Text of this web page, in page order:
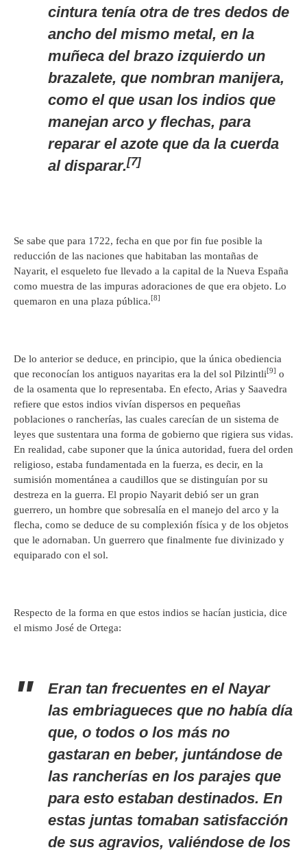
cintura tenía otra de tres dedos de
ancho del mismo metal, en la
muñeca del brazo izquierdo un
brazalete, que nombran manijera,
como el que usan los indios que
manejan arco y flechas, para
reparar el azote que da la cuerda
al disparar.[7]
Se sabe que para 1722, fecha en que por fin fue posible la
reducción de las naciones que habitaban las montañas de
Nayarit, el esqueleto fue llevado a la capital de la Nueva España
como muestra de las impuras adoraciones de que era objeto. Lo
quemaron en una plaza pública.[8]
De lo anterior se deduce, en principio, que la única obediencia
que reconocían los antiguos nayaritas era la del sol Pilzintli[9] o
de la osamenta que lo representaba. En efecto, Arias y Saavedra
refiere que estos indios vivían dispersos en pequeñas
poblaciones o rancherías, las cuales carecían de un sistema de
leyes que sustentara una forma de gobierno que rigiera sus vidas.
En realidad, cabe suponer que la única autoridad, fuera del orden
religioso, estaba fundamentada en la fuerza, es decir, en la
sumisión momentánea a caudillos que se distinguían por su
destreza en la guerra. El propio Nayarit debió ser un gran
guerrero, un hombre que sobresalía en el manejo del arco y la
flecha, como se deduce de su complexión física y de los objetos
que le adornaban. Un guerrero que finalmente fue divinizado y
equiparado con el sol.
Respecto de la forma en que estos indios se hacían justicia, dice
el mismo José de Ortega:
Eran tan frecuentes en el Nayar
las embriagueces que no había día
que, o todos o los más no
gastaran en beber, juntándose de
las rancherías en los parajes que
para esto estaban destinados. En
estas juntas tomaban satisfacción
de sus agravios, valiéndose de los